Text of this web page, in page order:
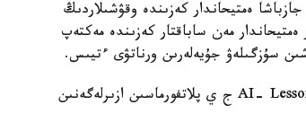
ەمتيحاندار كەزىندە وقۋشىلاردىڭ
ەمتيحاندار مەن ساباقتار كەزىندە مەكتەپ
سۇزگىلەۋ جۇيەلەرىن ورناتۋى ءتيىس.
وسىعان دەيىن QyzPU ستۋدەنتتەرى پەداگوگتەرگە ارنالعان AI- Lesson Study ج ي پلاتفورماسىن ازىرلەگەنىن